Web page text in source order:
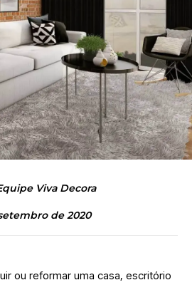
Viva Decora
de 2020
ou reformar uma casa, escritório